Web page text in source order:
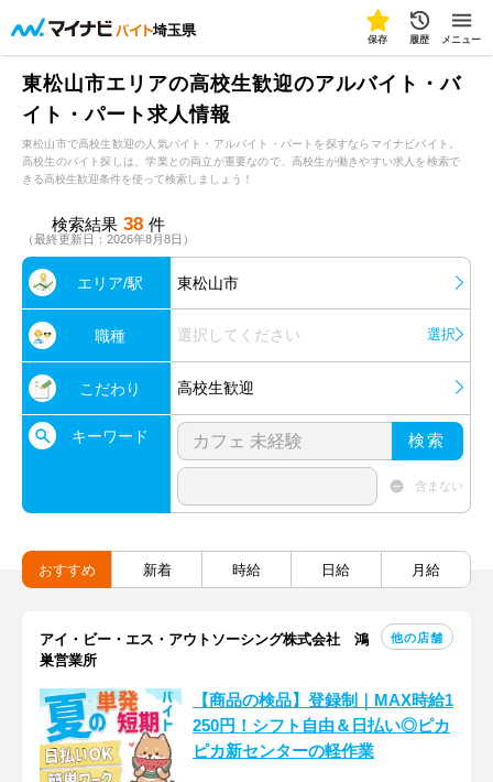
埼玉県
保存 履歴 メニュー
東松山市エリアの高校生歓迎のアルバイト・バ
イト・パート求人情報
東松山市で高校生歓迎の人気バイト・アルバイト・パートを探すならマイナビバイト。
高校生のバイト探しは、学業との両立が重要なので、高校生が働きやすい求人を検索で
きる高校生歓迎条件を使って検索しましょう！
検索結果 38 件
（最終更新日：2026年8月8日）
エリア/駅 東松山市
職種 選択してください 選択
こだわり 高校生歓迎
キーワード 検索
含まない
おすすめ 新着 時給 日給 月給
アイ・ビー・エス・アウトソーシング株式会社 鴻
巣営業所
他の店舗
【商品の検品】登録制｜MAX時給1
250円！シフト自由＆日払い◎ピカ
ピカ新センターの軽作業